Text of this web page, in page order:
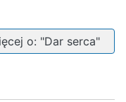
o: "Dar serca"